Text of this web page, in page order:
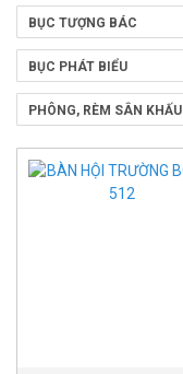
BỤC TƯỢNG BÁC
BỤC PHÁT BIỂU
PHÔNG, RÈM SÂN KHẤU